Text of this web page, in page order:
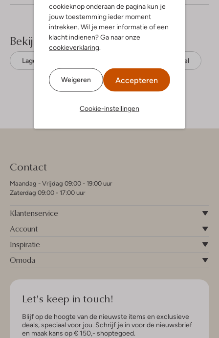
cookieknop onderaan de pagina kun je
jouw toestemming ieder moment
intrekken. Wil je meer informatie of een
klacht indienen? Ga naar onze
cookieverklaring
Weigeren Accepteren
Cookie-instellingen
Bekijk meer
Lage sneakers Textiel
Contact
Maandag - Vrijdag 09:00 - 19:00 uur
Zaterdag 09:00 - 17:00 uur
Klantenservice
Account
Inspiratie
Omoda
Let's keep in touch!
Blijf op de hoogte van de nieuwste items en exclusieve
deals, speciaal voor jou. Schrijf je in voor de nieuwsbrief
en maak kans op € 150,- shoptegoed.